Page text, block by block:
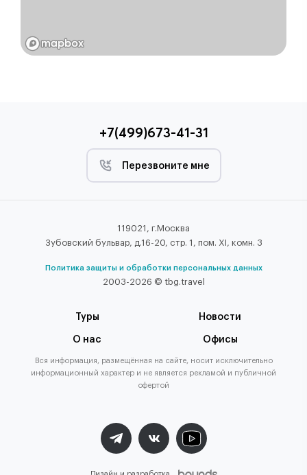
+7(499)673-41-31
Перезвоните мне
119021, г.Москва
Зубовский бульвар, д.16-20, стр. 1, пом. XI, комн. 3
Политика защиты и обработки персональных данных
2003-2026 © tbg.travel
Туры Новости
О нас Офисы
Вся информация, размещённая на сайте, носит исключительно
информационный характер и не является рекламой и публичной
офертой